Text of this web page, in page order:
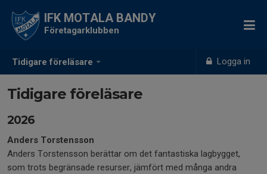
Tidigare föreläsare Logga in
IFK MOTALA BANDY
Företagarklubben
Tidigare föreläsare
2026
Anders Torstensson
Anders Torstensson berättar om det fantastiska lagbygget,
som trots begränsade resurser, jämfört med många andra